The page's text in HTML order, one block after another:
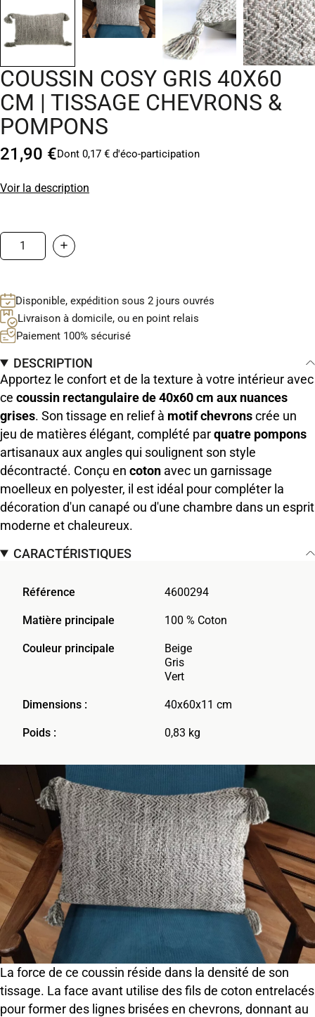
COUSSIN COSY GRIS 40X60
CM | TISSAGE CHEVRONS &
POMPONS
21,90 €Dont 0,17 € d'éco-participation
Voir la description
Disponible, expédition sous 2 jours ouvrés
Livraison à domicile, ou en point relais
Paiement 100% sécurisé
DESCRIPTION
Apportez le confort et de la texture à votre intérieur avec
ce coussin rectangulaire de 40x60 cm aux nuances
grises. Son tissage en relief à motif chevronscrée un
jeu de matières élégant, complété parquatre pompons
artisanaux aux angles qui soulignent son style
décontracté. Conçu en coton avec un garnissage
moelleux en polyester, il est idéal pour compléter la
décoration d'un canapé ou d'une chambre dans un esprit
moderne et chaleureux.
CARACTÉRISTIQUES
Référence 4600294
Matière principale 100 % Coton
Couleur principale
Beige
Gris
Vert
Dimensions : 40x60x11 cm
Poids : 0,83 kg
La force de ce coussin réside dans la densité de son
tissage. La face avant utilise des fils de coton entrelacés
pour former des lignes brisées en chevrons, donnant au